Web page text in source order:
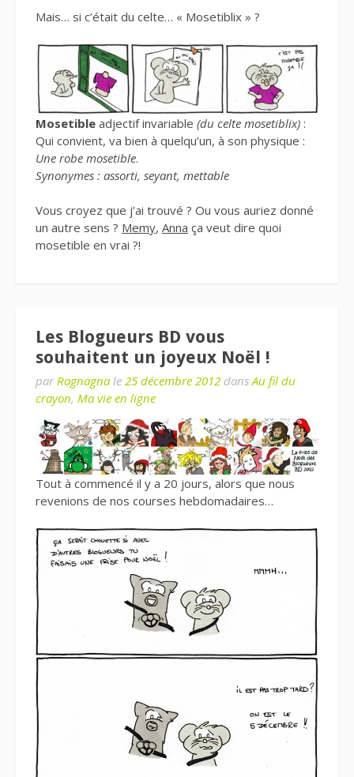
Mais… si c’était du celte… « Mosetiblix » ?
Mosetible adjectif invariable (du celte mosetiblix) :
Qui convient, va bien à quelqu’un, à son physique :
Une robe mosetible.
Synonymes : assorti, seyant, mettable
Vous croyez que j’ai trouvé ? Ou vous auriez donné
un autre sens ? Memy, Anna ça veut dire quoi
mosetible en vrai ?!
Les Blogueurs BD vous
souhaitent un joyeux Noël !
par Ragnagna le 25 décembre 2012 dans Au fil du
crayon, Ma vie en ligne
Tout à commencé il y a 20 jours, alors que nous
revenions de nos courses hebdomadaires…